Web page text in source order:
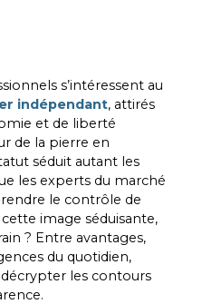
s’intéressent au
indépendant, attirés
et de liberté
de la pierre en
séduit autant les
les experts du marché
le contrôle de
image séduisante,
? Entre avantages,
du quotidien,
les contours